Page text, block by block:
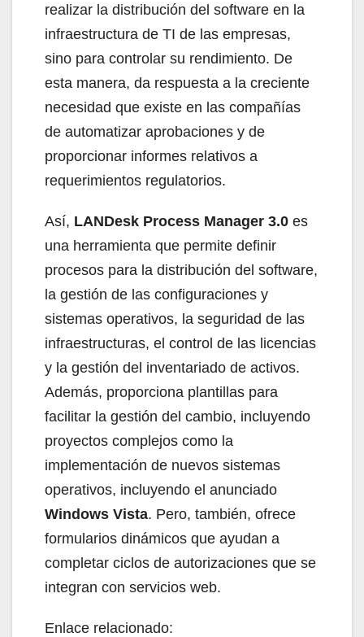
realizar la distribución del software en la
infraestructura de TI de las empresas,
sino para controlar su rendimiento. De
esta manera, da respuesta a la creciente
necesidad que existe en las compañías
de automatizar aprobaciones y de
proporcionar informes relativos a
requerimientos regulatorios.
Así, LANDesk Process Manager 3.0 es
una herramienta que permite definir
procesos para la distribución del software,
la gestión de las configuraciones y
sistemas operativos, la seguridad de las
infraestructuras, el control de las licencias
y la gestión del inventariado de activos.
Además, proporciona plantillas para
facilitar la gestión del cambio, incluyendo
proyectos complejos como la
implementación de nuevos sistemas
operativos, incluyendo el anunciado
Windows Vista. Pero, también, ofrece
formularios dinámicos que ayudan a
completar ciclos de autorizaciones que se
integran con servicios web.
Enlace relacionado: